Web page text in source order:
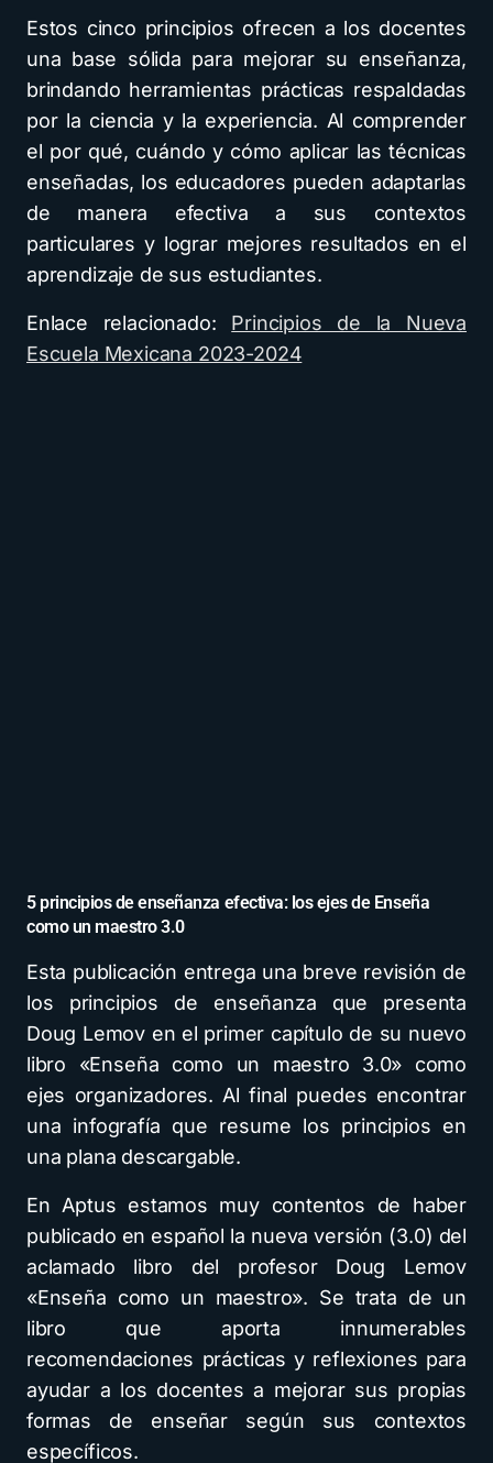
Estos cinco principios ofrecen a los docentes
una base sólida para mejorar su enseñanza,
brindando herramientas prácticas respaldadas
por la ciencia y la experiencia. Al comprender
el por qué, cuándo y cómo aplicar las técnicas
enseñadas, los educadores pueden adaptarlas
de manera efectiva a sus contextos
particulares y lograr mejores resultados en el
aprendizaje de sus estudiantes.
Enlace relacionado: Principios de la Nueva
Escuela Mexicana 2023-2024
5 principios de enseñanza efectiva: los ejes de Enseña
como un maestro 3.0
Esta publicación entrega una breve revisión de
los principios de enseñanza que presenta
Doug Lemov en el primer capítulo de su nuevo
libro «Enseña como un maestro 3.0» como
ejes organizadores. Al final puedes encontrar
una infografía que resume los principios en
una plana descargable.
En Aptus estamos muy contentos de haber
publicado en español la nueva versión (3.0) del
aclamado libro del profesor Doug Lemov
«Enseña como un maestro». Se trata de un
libro que aporta innumerables
recomendaciones prácticas y reflexiones para
ayudar a los docentes a mejorar sus propias
formas de enseñar según sus contextos
específicos.